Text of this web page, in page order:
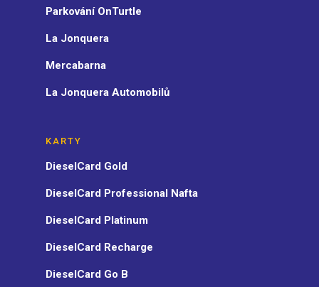
Parkování OnTurtle
La Jonquera
Mercabarna
La Jonquera Automobilů
KARTY
DieselCard Gold
DieselCard Professional Nafta
DieselCard Platinum
DieselCard Recharge
DieselCard Go B